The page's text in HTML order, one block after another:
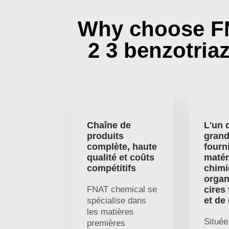
Why choose
2 3
Chaîne de
produits
complète, haute
qualité et coûts
compétitifs
FNAT chemical se
spécialise dans
les matières
premières
L'un
cires
et de